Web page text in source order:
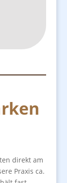
direkt am
Praxis ca.